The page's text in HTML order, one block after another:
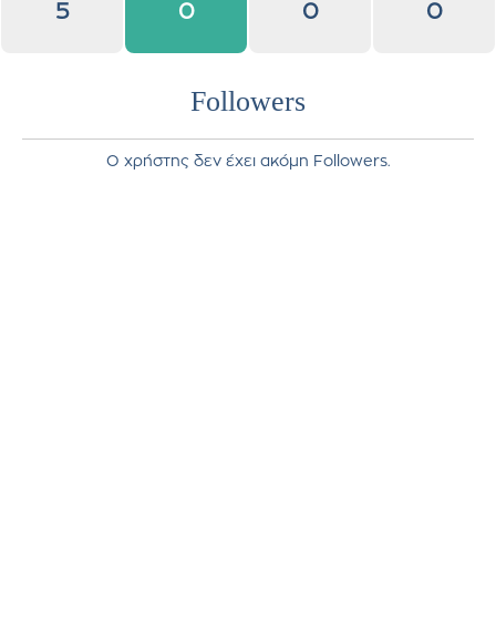
5 0 0 0
Followers
Ο χρήστης δεν έχει ακόμη Followers.